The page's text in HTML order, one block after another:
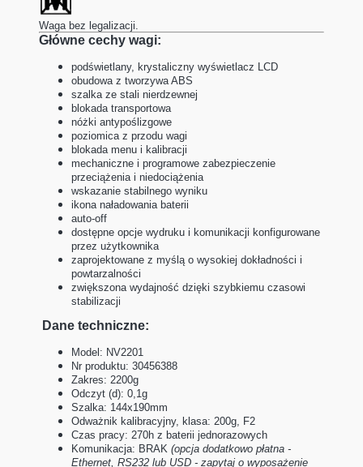
Waga bez legalizacji.
Główne cechy wagi:
podświetlany, krystaliczny wyświetlacz LCD
obudowa z tworzywa ABS
szalka ze stali nierdzewnej
blokada transportowa
nóżki antypoślizgowe
poziomica z przodu wagi
blokada menu i kalibracji
mechaniczne i programowe zabezpieczenie
przeciążenia i niedociążenia
wskazanie stabilnego wyniku
ikona naładowania baterii
auto-off
dostępne opcje wydruku i komunikacji konfigurowane
przez użytkownika
zaprojektowane z myślą o wysokiej dokładności i
powtarzalności
zwiększona wydajność dzięki szybkiemu czasowi
stabilizacji
Dane techniczne:
Model: NV2201
Nr produktu: 30456388
Zakres: 2200g
Odczyt (d): 0,1g
Szalka: 144x190mm
Odważnik kalibracyjny, klasa: 200g, F2
Czas pracy: 270h z baterii jednorazowych
Komunikacja: BRAK (opcja dodatkowo płatna -
Ethernet, RS232 lub USD - zapytaj o wyposażenie